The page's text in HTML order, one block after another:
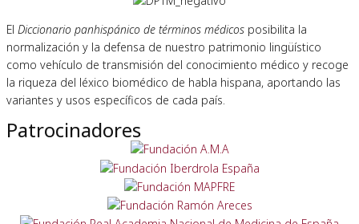
El Diccionario panhispánico de términos médicos posibilita la
normalización y la defensa de nuestro patrimonio lingüístico
como vehículo de transmisión del conocimiento médico y recoge
la riqueza del léxico biomédico de habla hispana, aportando las
variantes y usos específicos de cada país.
Patrocinadores